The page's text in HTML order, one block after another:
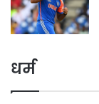
धर्म